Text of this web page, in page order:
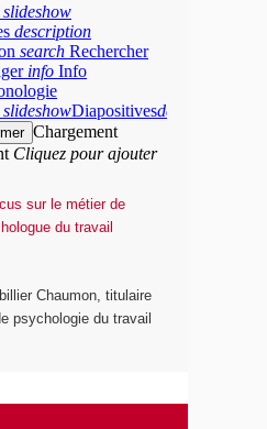
sur le métier de
du travail
Chaumon, titulaire
psychologie du travail